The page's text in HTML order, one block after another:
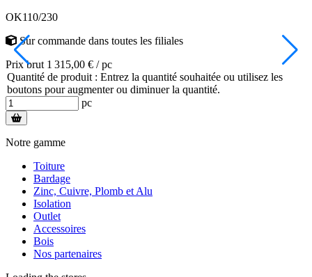
OK110/230
Sur commande dans toutes les filiales
Prix brut 1 315,00 € / pc
Quantité de produit : Entrez la quantité souhaitée ou utilisez les
boutons pour augmenter ou diminuer la quantité.
pc
Notre gamme
Toiture
Bardage
Zinc, Cuivre, Plomb et Alu
Isolation
Outlet
Accessoires
Bois
Nos partenaires